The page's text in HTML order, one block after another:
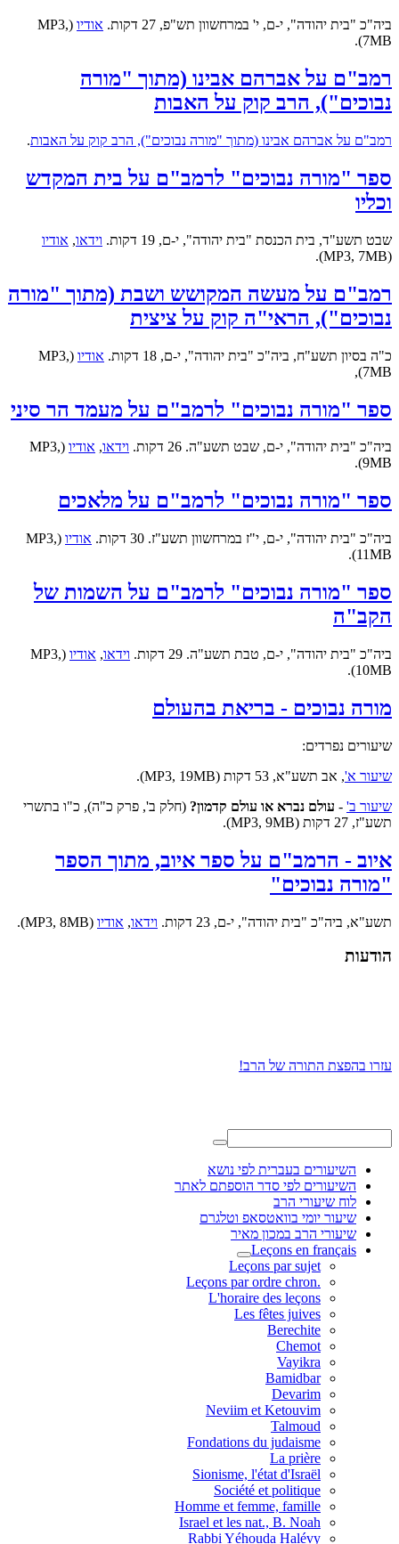
ביה"כ "בית יהודה", י-ם, י' במרחשוון תש"פ, 27 דקות. אודיו (MP3,
7MB).
רמב"ם על אברהם אבינו (מתוך "מורה
נבוכים"), הרב קוק על האבות
רמב"ם על אברהם אבינו (מתוך "מורה נבוכים"), הרב קוק על האבות.
ספר "מורה נבוכים" לרמב"ם על בית המקדש
וכליו
שבט תשע"ד, בית הכנסת "בית יהודה", י-ם, 19 דקות. וידאו, אודיו
(MP3, 7MB).
רמב"ם על מעשה המקושש ושבת (מתוך "מורה
נבוכים"), הראי"ה קוק על ציצית
כ"ה בסיון תשע"ח, ביה"כ "בית יהודה", י-ם, 18 דקות. אודיו (MP3,
7MB),
ספר "מורה נבוכים" לרמב"ם על מעמד הר סיני
ביה"כ "בית יהודה", י-ם, שבט תשע"ה. 26 דקות. וידאו, אודיו (MP3,
9MB).
ספר "מורה נבוכים" לרמב"ם על מלאכים
ביה"כ "בית יהודה", י-ם, י"ז במרחשוון תשע"ז. 30 דקות. אודיו (MP3,
11MB).
ספר "מורה נבוכים" לרמב"ם על השמות של
הקב"ה
ביה"כ "בית יהודה", י-ם, טבת תשע"ה. 29 דקות. וידאו, אודיו (MP3,
10MB).
מורה נבוכים - בריאת בהעולם
שיעורים נפרדים:
שיעור א', אב תשע"א, 53 דקות (MP3, 19MB).
שיעור ב' - עולם נברא או עולם קדמון? (חלק ב', פרק כ"ה), כ"ו בתשרי
תשע"ז, 27 דקות (MP3, 9MB).
איוב - הרמב"ם על ספר איוב, מתוך הספר
"מורה נבוכים"
תשע"א, ביה"כ "בית יהודה", י-ם, 23 דקות. וידאו, אודיו (MP3, 8MB).
הודעות
עזרו בהפצת התורה של הרב!
השיעורים בעברית לפי נושא
השיעורים לפי סדר הוספתם לאתר
לוח שיעורי הרב
שיעור יומי בוואטסאפ וטלגרם
שיעורי הרב במכון מאיר
Leçons en français
Leçons par sujet
.Leçons par ordre chron
L'horaire des leçons
Les fêtes juives
Berechite
Chemot
Vayikra
Bamidbar
Devarim
Neviim et Ketouvim
Talmoud
Fondations du judaisme
La prière
Sionisme, l'état d'Israël
Société et politique
Homme et femme, famille
Israel et les nat., B. Noah
Rabbi Yéhouda Halévy